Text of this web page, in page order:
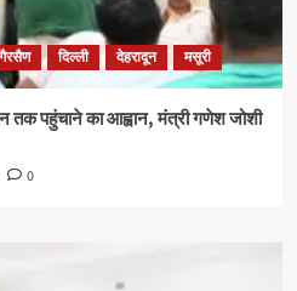
दिल्ली देहरादून मसूरी
तक पहुंचाने का आह्वान, मंत्री गणेश जोशी
0